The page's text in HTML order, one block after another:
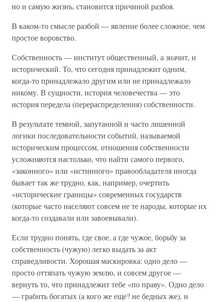
но и самую жизнь, становится причиной разбоя.
В каком-то смысле разбой — явление более сложное, чем
простое воровство.
Собственность — институт общественный, а значит, и
исторический. То, что сегодня принадлежит одним,
когда-то принадлежало другим или не принадлежало
никому. В сущности, история человечества — это
история передела (перераспределения) собственности.
В результате темной, запутанной и часто лишенной
логики последовательности событий, называемой
историческим процессом, отношения собственности
усложняются настолько, что найти самого первого,
«законного» или «истинного» правообладателя иногда
бывает так же трудно, как, например, очертить
«исторические границы» современных государств
(которые часто населяют совсем не те народы, которые их
когда-то создавали или завоевывали).
Если трудно понять, где свое, а где чужое, борьбу за
собственность (чужую) легко выдать за акт
справедливости. Хорошая маскировка: одно дело —
просто оттяпать чужую землю, и совсем другое —
вернуть то, что принадлежит тебе «по праву». Одно дело
— грабить богатых (а кого же еще? не бедных же), и